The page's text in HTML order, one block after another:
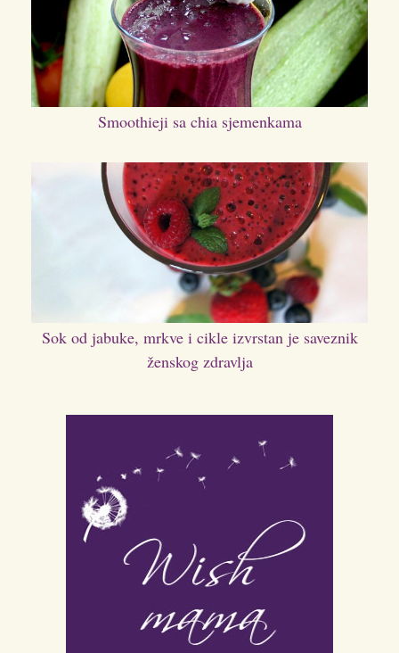
Smoothieji sa chia sjemenkama
Sok od jabuke, mrkve i cikle izvrstan je saveznik
ženskog zdravlja